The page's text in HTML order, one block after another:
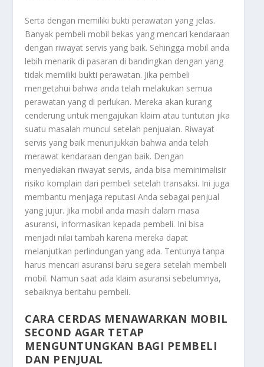
Serta dengan memiliki bukti perawatan yang jelas.
Banyak pembeli mobil bekas yang mencari kendaraan
dengan riwayat servis yang baik. Sehingga mobil anda
lebih menarik di pasaran di bandingkan dengan yang
tidak memiliki bukti perawatan. Jika pembeli
mengetahui bahwa anda telah melakukan semua
perawatan yang di perlukan. Mereka akan kurang
cenderung untuk mengajukan klaim atau tuntutan jika
suatu masalah muncul setelah penjualan. Riwayat
servis yang baik menunjukkan bahwa anda telah
merawat kendaraan dengan baik. Dengan
menyediakan riwayat servis, anda bisa meminimalisir
risiko komplain dari pembeli setelah transaksi. Ini juga
membantu menjaga reputasi Anda sebagai penjual
yang jujur. Jika mobil anda masih dalam masa
asuransi, informasikan kepada pembeli. Ini bisa
menjadi nilai tambah karena mereka dapat
melanjutkan perlindungan yang ada. Tentunya tanpa
harus mencari asuransi baru segera setelah membeli
mobil. Namun saat ada klaim asuransi sebelumnya,
sebaiknya beritahu pembeli.
CARA CERDAS MENAWARKAN MOBIL
SECOND AGAR TETAP
MENGUNTUNGKAN BAGI PEMBELI
DAN PENJUAL